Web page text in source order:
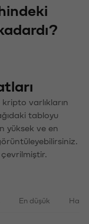
varlıkların
tabloyu
yüksek ve en
En düşük